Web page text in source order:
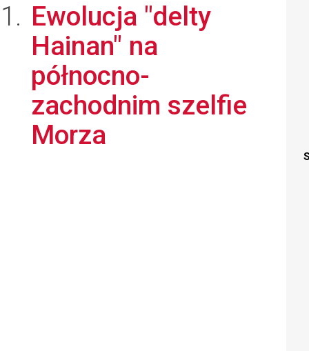
Ewolucja "delty
Hainan" na
północno-
zachodnim szelfie
Morza